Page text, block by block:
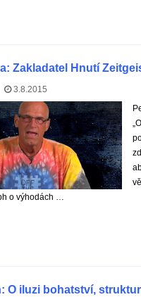
Zakladatel Hnutí
3.8.2015
o výhodách …
O iluzi bohatství,